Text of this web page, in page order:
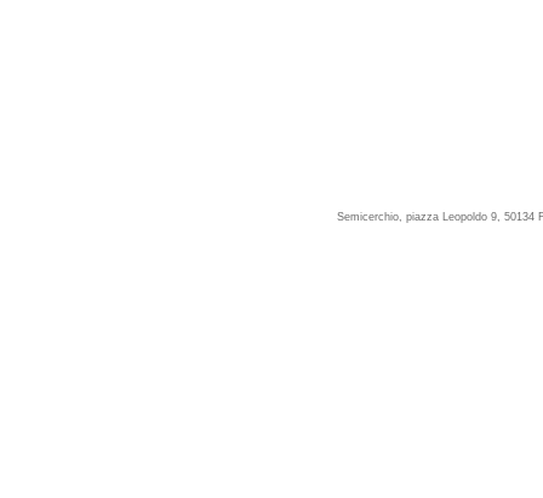
Semicerchio, piazza Leopoldo 9, 50134